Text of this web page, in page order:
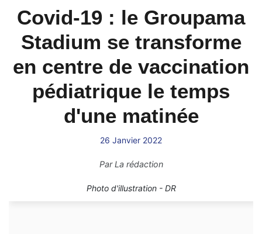
Covid-19 : le Groupama
Stadium se transforme
en centre de vaccination
pédiatrique le temps
d'une matinée
26 Janvier 2022
ParLa rédaction
Photo d'illustration - DR